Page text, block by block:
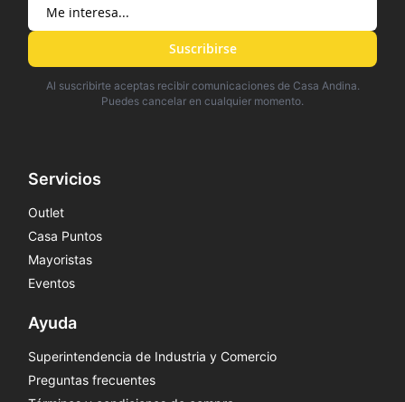
Suscribirse
Al suscribirte aceptas recibir comunicaciones de Casa Andina.
Puedes cancelar en cualquier momento.
Servicios
Outlet
Casa Puntos
Mayoristas
Eventos
Ayuda
Superintendencia de Industria y Comercio
Preguntas frecuentes